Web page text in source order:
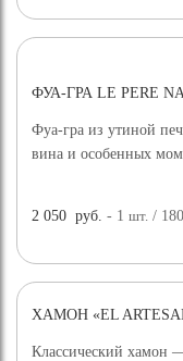
ФУА-ГРА LE PERE
Фуа-гра из утиной
вина и особенных
2 050 руб. - 1шт. /
ХАМОН «EL
Классический хамон